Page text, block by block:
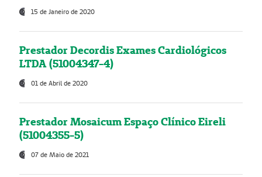
15 de Janeiro de 2020
Prestador Decordis Exames Cardiológicos
LTDA (51004347-4)
01 de Abril de 2020
Prestador Mosaicum Espaço Clínico Eireli
(51004355-5)
07 de Maio de 2021